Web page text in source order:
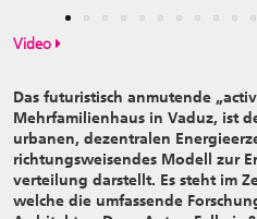
Video
Das futuristisch anmutende
Mehrfamilienhaus in Vaduz, ist
urbanen, dezentralen
richtungsweisendes Modell zur
verteilung darstellt. Es steht im
welche die umfassende